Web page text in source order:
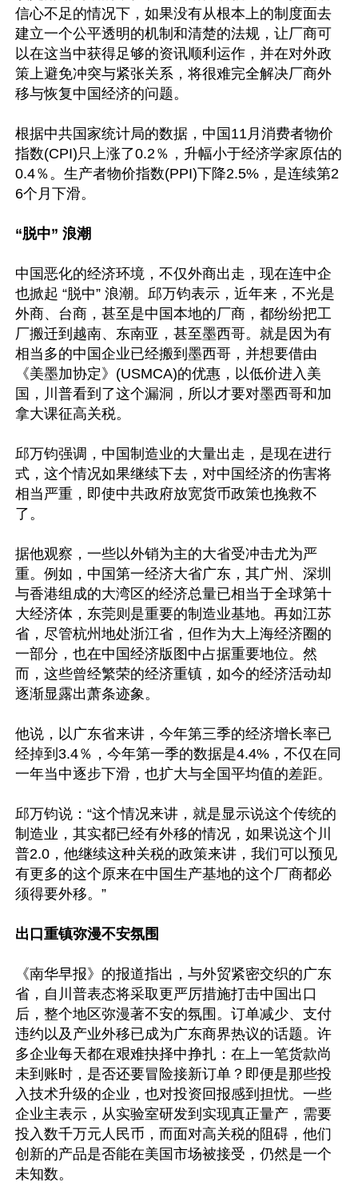
信心不足的情况下，如果没有从根本上的制度面去
建立一个公平透明的机制和清楚的法规，让厂商可
以在这当中获得足够的资讯顺利运作，并在对外政
策上避免冲突与紧张关系，将很难完全解决厂商外
移与恢复中国经济的问题。
根据中共国家统计局的数据，中国11月消费者物价
指数(CPI)只上涨了0.2％，升幅小于经济学家原估的
0.4％。生产者物价指数(PPI)下降2.5%，是连续第2
6个月下滑。
“脱中” 浪潮
中国恶化的经济环境，不仅外商出走，现在连中企
也掀起 “脱中” 浪潮。邱万钧表示，近年来，不光是
外商、台商，甚至是中国本地的厂商，都纷纷把工
厂搬迁到越南、东南亚，甚至墨西哥。就是因为有
相当多的中国企业已经搬到墨西哥，并想要借由
《美墨加协定》(USMCA)的优惠，以低价进入美
国，川普看到了这个漏洞，所以才要对墨西哥和加
拿大课征高关税。
邱万钧强调，中国制造业的大量出走，是现在进行
式，这个情况如果继续下去，对中国经济的伤害将
相当严重，即使中共政府放宽货币政策也挽救不
了。
据他观察，一些以外销为主的大省受冲击尤为严
重。例如，中国第一经济大省广东，其广州、深圳
与香港组成的大湾区的经济总量已相当于全球第十
大经济体，东莞则是重要的制造业基地。再如江苏
省，尽管杭州地处浙江省，但作为大上海经济圈的
一部分，也在中国经济版图中占据重要地位。然
而，这些曾经繁荣的经济重镇，如今的经济活动却
逐渐显露出萧条迹象。
他说，以广东省来讲，今年第三季的经济增长率已
经掉到3.4％，今年第一季的数据是4.4%，不仅在同
一年当中逐步下滑，也扩大与全国平均值的差距。
邱万钧说：“这个情况来讲，就是显示说这个传统的
制造业，其实都已经有外移的情况，如果说这个川
普2.0，他继续这种关税的政策来讲，我们可以预见
有更多的这个原来在中国生产基地的这个厂商都必
须得要外移。”
出口重镇弥漫不安氛围
《南华早报》的报道指出，与外贸紧密交织的广东
省，自川普表态将采取更严厉措施打击中国出口
后，整个地区弥漫著不安的氛围。订单减少、支付
违约以及产业外移已成为广东商界热议的话题。许
多企业每天都在艰难抉择中挣扎：在上一笔货款尚
未到账时，是否还要冒险接新订单？即便是那些投
入技术升级的企业，也对投资回报感到担忧。一些
企业主表示，从实验室研发到实现真正量产，需要
投入数千万元人民币，而面对高关税的阻碍，他们
创新的产品是否能在美国市场被接受，仍然是一个
未知数。